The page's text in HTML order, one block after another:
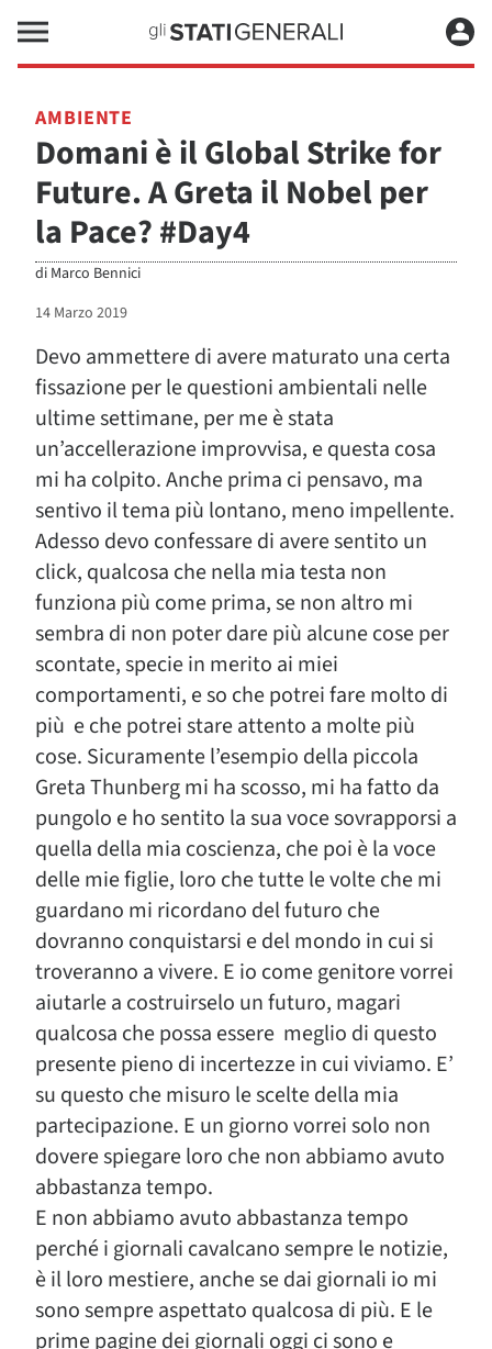
AMBIENTE
Domani è il Global Strike for
Future. A Greta il Nobel per
la Pace? #Day4
di Marco Bennici
14 Marzo 2019
Devo ammettere di avere maturato una certa
fissazione per le questioni ambientali nelle
ultime settimane, per me è stata
un’accellerazione improvvisa, e questa cosa
mi ha colpito. Anche prima ci pensavo, ma
sentivo il tema più lontano, meno impellente.
Adesso devo confessare di avere sentito un
click, qualcosa che nella mia testa non
funziona più come prima, se non altro mi
sembra di non poter dare più alcune cose per
scontate, specie in merito ai miei
comportamenti, e so che potrei fare molto di
più e che potrei stare attento a molte più
cose. Sicuramente l’esempio della piccola
Greta Thunberg mi ha scosso, mi ha fatto da
pungolo e ho sentito la sua voce sovrapporsi a
quella della mia coscienza, che poi è la voce
delle mie figlie, loro che tutte le volte che mi
guardano mi ricordano del futuro che
dovranno conquistarsi e del mondo in cui si
troveranno a vivere. E io come genitore vorrei
aiutarle a costruirselo un futuro, magari
qualcosa che possa essere meglio di questo
presente pieno di incertezze in cui viviamo. E’
su questo che misuro le scelte della mia
partecipazione. E un giorno vorrei solo non
dovere spiegare loro che non abbiamo avuto
abbastanza tempo.
E non abbiamo avuto abbastanza tempo
perché i giornali cavalcano sempre le notizie,
è il loro mestiere, anche se dai giornali io mi
sono sempre aspettato qualcosa di più. E le
prime pagine dei giornali oggi ci sono e